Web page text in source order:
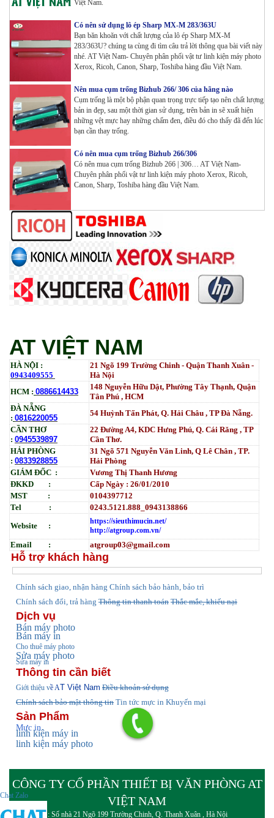
Tham Khảo
Máy in Laser Đơn năng G&G GP3300DW in Đảo mặt ,
Wifi
Tham Khảo
Máy in Đa chức năng G&G GM3310DW in , scan ,
Copy , Wifi , Lan
Tham Khảo
3554 | 3055 | 3555 | 4054 | 5054 | 6054 | 4055 | 5055 |
6055 | IM 2500 | IM 3000 | IM 3500 | IM 4000 | IM
5000 | IM 6000_ MP3554_700G_BIASDO
Tham Khảo
M611x | M612dn | M612x | MFP M634 | MFP M635 |
MFP M636_W1470A (10.5K)_ Có chip_HALLOYA
Tham Khảo
Việt Nam.
Có nên sử dụng lô ép Sharp MX-M 283/363U
Bạn băn khoăn với chất lượng của lô ép Sharp MX-M
283/363U? chúng ta cùng đi tìm câu trả lời thông qua bài viết này
nhé. AT Việt Nam- Chuyên phân phối vật tư linh kiện máy photo
Xerox, Ricoh, Canon, Sharp, Toshiba hàng đầu Việt Nam.
Nên mua cụm trống Bizhub 266/ 306 của hãng nào
Cụm trống là một bộ phận quan trọng trực tiếp tạo nên chất lượng
bản in đẹp, sau một thời gian sử dụng, trên bản in sẽ xuất hiện
những vệt mực hay những chấm đen, điều đó cho thấy đã đến lúc
bạn cần thay trống.
Có nên mua cụm trống Bizhub 266/306
Có nên mua cụm trống Bizhub 266 | 306… AT Việt Nam-
Chuyên phân phối vật tư linh kiện máy photo Xerox, Ricoh,
Canon, Sharp, Toshiba hàng đầu Việt Nam.
AT VIỆT NAM
HÀ NỘI :
0943409555
21 Ngõ 199 Trường Chinh - Quận Thanh Xuân -
Hà Nội
HCM : 0886614433
148 Nguyễn Hữu Dật, Phường Tây Thạnh, Quận
Tân Phú , HCM
ĐÀ NẴNG
: 0816220055
54 Huỳnh Tấn Phát, Q. Hải Châu , TP Đà Nẵng.
CẦN THƠ
: 0945539897
22 Đường A4, KDC Hưng Phú, Q. Cái Răng , TP
Cần Thơ.
HẢI PHÒNG
: 0833928855
31 Ngõ 571 Nguyễn Văn Linh, Q Lê Chân , TP.
Hải Phòng
GIÁM ĐỐC :
Vương Thị Thanh Hương
ĐKKD :
Cấp Ngày : 26/01/2010
MST :
0104397712
Tel :
0243.5121.888_0943138866
Website :
https://sieuthimucin.net/
http://atgroup.com.vn/
Email : atgroup03@gmail.com
Hỗ trợ khách hàng
Chính sách giao, nhận hàng Chính sách bảo hành, bảo trì
Chính sách đổi, trả hàng Thông tin thanh toán Thắc mắc, khiếu nại
Dịch vụ
Bán máy photo
Bán máy in
Cho thuê máy photo
Sửa máy photo
Sửa máy in
Thông tin cần biết
Giới thiệu về AT Việt Nam Điều khoản sử dụng
Chính sách bảo mật thông tin Tin tức mực in Khuyến mại
Sản Phẩm
Mực in
linh kiện máy in
linh kiện máy photo
CÔNG TY CỔ PHẦN THIẾT BỊ VĂN PHÒNG AT
VIỆT NAM
Đ/c : Số nhà 21 Ngõ 199 Trường Chinh, Q. Thanh Xuân , Hà Nội
Chat Zalo